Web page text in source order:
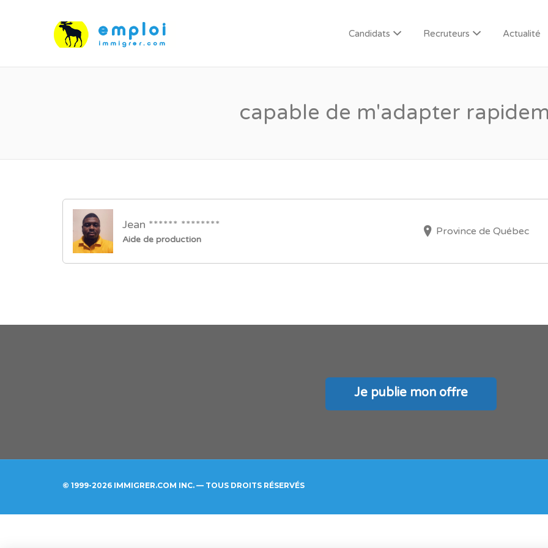
Candidats Recruteurs Actualité
capable de m'adapter
Jean ****** ********
Aide de production
Province de Québec
Je publie mon offre
© 1999-2026 IMMIGRER.COM INC. — TOUS DROITS RÉSERVÉS